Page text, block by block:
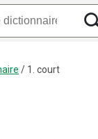
/ 1. court